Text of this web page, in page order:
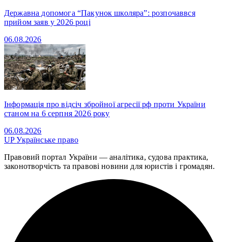
Державна допомога “Пакунок школяра”: розпочаввся
прийом заяв у 2026 році
06.08.2026
Інформація про відсіч збройної агресії рф проти України
станом на 6 серпня 2026 року
06.08.2026
UPУкраїнське право
Правовий портал України — аналітика, судова практика,
законотворчість та правові новини для юристів і громадян.